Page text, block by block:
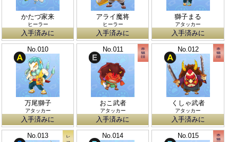
かたづ家来
ヒーラー
入手済みに
アライ魔将
ヒーラー
入手済みに
獅子まる
アタッカー
入手済みに
No.010
万尾獅子
アタッカー
入手済みに
No.011
おこ武者
アタッカー
入手済みに
No.012
くしゃ武者
アタッカー
入手済みに
No.013 No.014 No.015